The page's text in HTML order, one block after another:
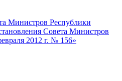
Министров Республики
Совета Министров
2012 г. № 156»